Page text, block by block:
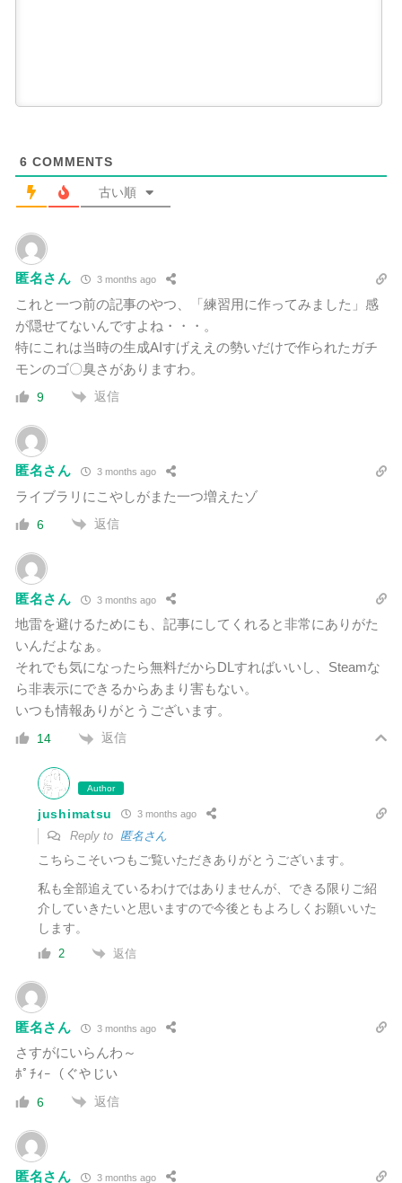
6 COMMENTS
古い順
匿名さん 3 months ago
これと一つ前の記事のやつ、「練習用に作ってみました」感
が隠せてないんですよね・・・。
特にこれは当時の生成AIすげええの勢いだけで作られたガチ
モンのゴ〇臭さがありますわ。
9 返信
匿名さん 3 months ago
ライブラリにこやしがまた一つ増えたゾ
6 返信
匿名さん 3 months ago
地雷を避けるためにも、記事にしてくれると非常にありがた
いんだよなぁ。
それでも気になったら無料だからDLすればいいし、Steamな
ら非表示にできるからあまり害もない。
いつも情報ありがとうございます。
14 返信
Author
jushimatsu 3 months ago
Reply to 匿名さん
こちらこそいつもご覧いただきありがとうございます。
私も全部追えているわけではありませんが、できる限りご紹
介していきたいと思いますので今後ともよろしくお願いいた
します。
2 返信
匿名さん 3 months ago
さすがにいらんわ～
ﾎﾟﾁｨｰ（ぐやじい
6 返信
匿名さん 3 months ago